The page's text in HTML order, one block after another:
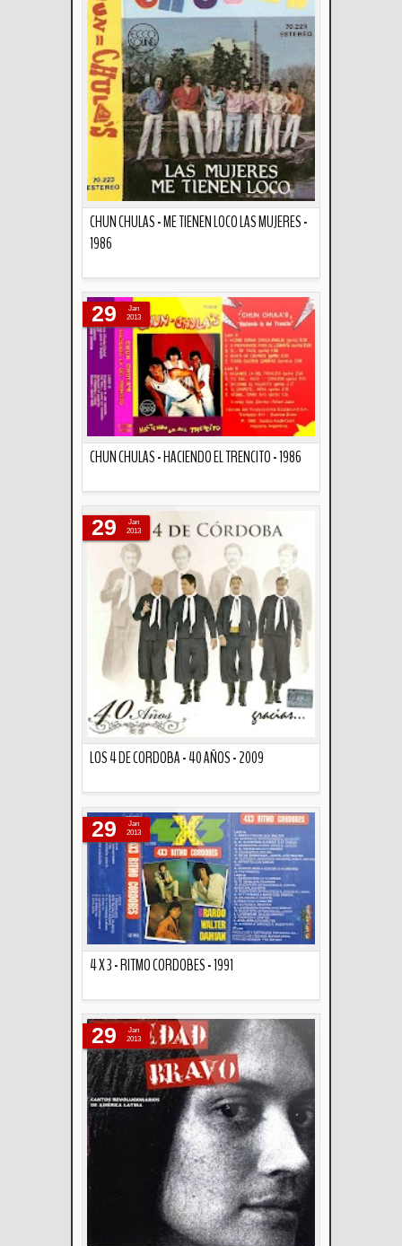
CHUN CHULAS - ME TIENEN LOCO LAS MUJERES -
1986
CHUN CHULAS - HACIENDO EL TRENCITO - 1986
29
Jan
2013
LOS 4 DE CORDOBA - 40 AÑOS - 2009
29
Jan
2013
4 X 3 - RITMO CORDOBES - 1991
29
Jan
2013
29
Jan
2013